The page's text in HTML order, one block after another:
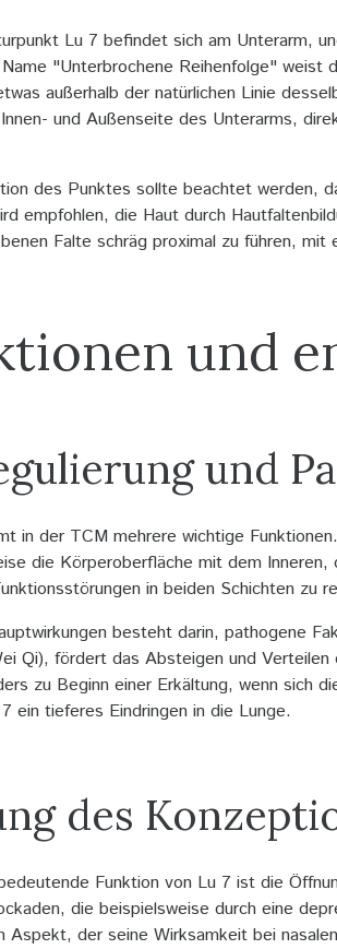
Lu 7 befindet sich am Unterarm,
"Unterbrochene Reihenfolge" weist
außerhalb der natürlichen Linie
und Außenseite des Unterarms,
des Punktes sollte beachtet werden,
empfohlen, die Haut durch
Falte schräg proximal zu führen, mit
und
und
in der TCM mehrere wichtige
die Körperoberfläche mit dem
in beiden Schichten zu
besteht darin, pathogene
Qi), fördert das Absteigen und
zu Beginn einer Erkältung, wenn sich
ein tieferes Eindringen in die Lunge.
des
Funktion von Lu 7 ist die
die beispielsweise durch eine
Aspekt, der seine Wirksamkeit bei